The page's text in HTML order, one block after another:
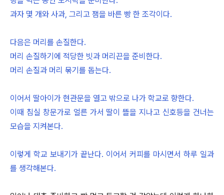
과자 몇 개와 사과, 그리고 잼을 바른 빵 한 조각이다.
다음은 머리를 손질한다.
머리 손질하기에 적당한 빗과 머리끈을 준비한다.
머리 손질과 머리 묶기를 돕는다.
이어서 딸아이가 현관문을 열고 밖으로 나가 학교로 향한다.
이때 침실 창문가로 얼른 가서 딸이 뜰을 지나고 신호등을 건너는
모습을 지켜본다.
이렇게 학교 보내기가 끝난다. 이어서 커피를 마시면서 하루 일과
를 생각해본다.